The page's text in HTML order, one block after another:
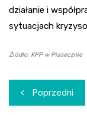
działanie i
sytuacjach
Źródło: KPP w Piasecznie
wpisu
Poprzedni